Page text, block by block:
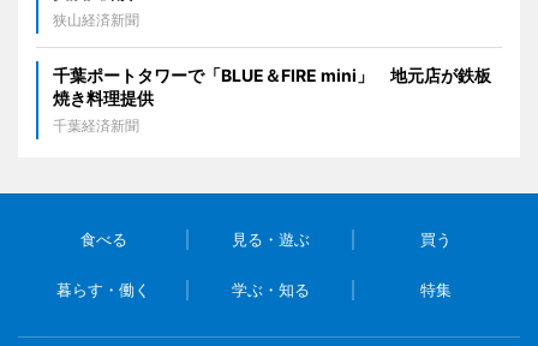
狭山経済新聞
千葉ポートタワーで「BLUE＆FIRE mini」 地元店が鉄板
焼き料理提供
千葉経済新聞
食べる 見る・遊ぶ 買う
暮らす・働く 学ぶ・知る 特集